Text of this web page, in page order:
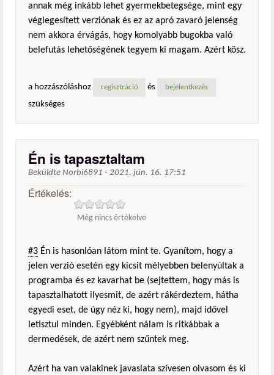
annak még inkább lehet gyermekbetegsége, mint egy
véglegesített verziónak és ez az apró zavaró jelenség
nem akkora érvágás, hogy komolyabb bugokba való
belefutás lehetőségének tegyem ki magam. Azért kösz.
a hozzászóláshoz regisztráció és bejelentkezés
szükséges
Én is tapasztaltam
Beküldte Norbi6891 - 2021. jún. 16. 17:51
Értékelés:
Még nincs értékelve
#3 Én is hasonlóan látom mint te. Gyanítom, hogy a
jelen verzió esetén egy kicsit mélyebben belenyúltak a
programba és ez kavarhat be (sejtettem, hogy más is
tapasztalhatott ilyesmit, de azért rákérdeztem, hátha
egyedi eset, de úgy néz ki, hogy nem), majd idővel
letisztul minden. Egyébként nálam is ritkábbak a
dermedések, de azért nem szűntek meg.
Azért ha van valakinek javaslata szívesen olvasom és ki